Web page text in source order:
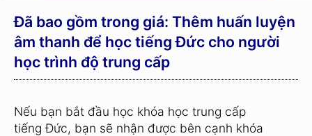
Đã bao gồm trong giá: Thêm huấn luyện
âm thanh để học tiếng Đức cho người
học trình độ trung cấp
Nếu bạn bắt đầu học khóa học trung cấp
tiếng Đức, bạn sẽ nhận được bên cạnh khóa